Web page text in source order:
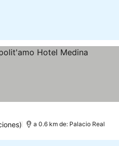
a 0.6 km de: Palacio Real